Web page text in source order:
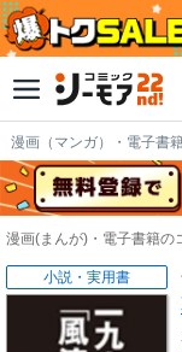
漫画（マンガ）・電子書
漫画(まんが)・電子書籍の
小説・実用書